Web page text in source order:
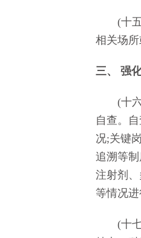
(十五)
相关场
三、 强
(十六)
自查。
况;关键
追溯等
注射剂
等情况
(十七)